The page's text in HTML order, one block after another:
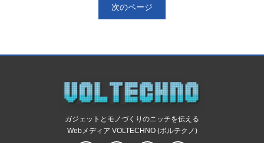
次のページ
ガジェットとモノづくりのニッチを伝える
Webメディア VOLTECHNO (ボルテクノ)